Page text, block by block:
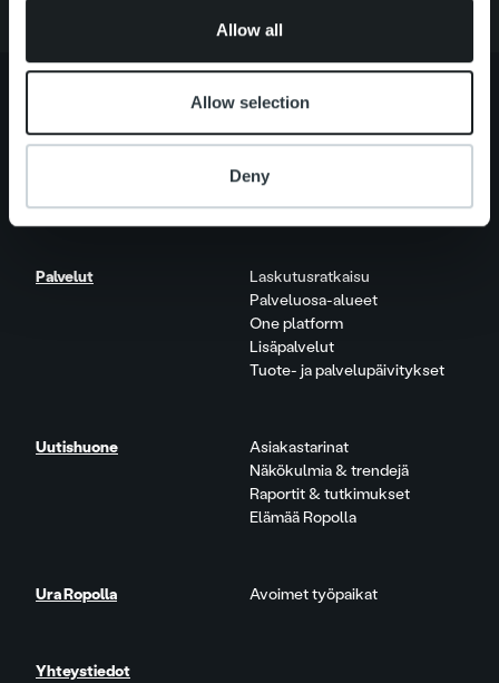
Allow all
Allow selection
DenyIhmiset ja kulttuurimme
Palvelut
Laskutusratkaisu
Palveluosa-alueet
One platform
Lisäpalvelut
Tuote- ja palvelupäivitykset
Uutishuone
Asiakastarinat
Näkökulmia & trendejä
Raportit & tutkimukset
Elämää Ropolla
Ura Ropolla Avoimet työpaikat
Yhteystiedot